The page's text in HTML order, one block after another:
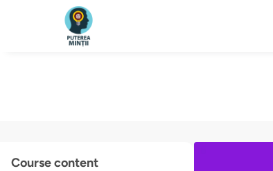
Course content